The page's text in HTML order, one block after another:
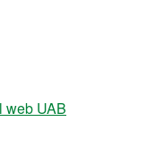
web UAB